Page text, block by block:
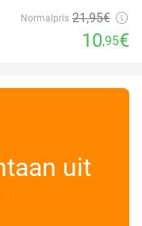
Normalpris 21,95€
10,95€
uit